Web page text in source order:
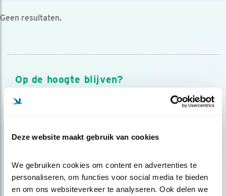
Deze website maakt gebruik van cookies
We gebruiken cookies om content en advertenties te
personaliseren, om functies voor social media te bieden
en om ons websiteverkeer te analyseren. Ook delen we
Geen resultaten.
Op de hoogte blijven?
Meld je aan en ontvang nieuws, inspiratie, acties en tips
over vogels en activiteiten van Vogelbescherming.